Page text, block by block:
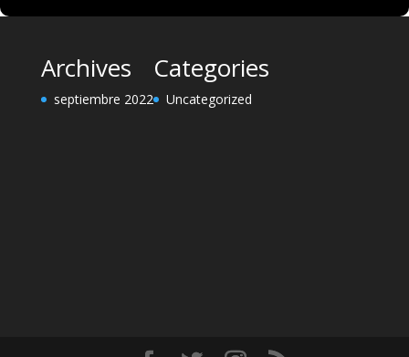
Archives
septiembre 2022
Categories
Uncategorized